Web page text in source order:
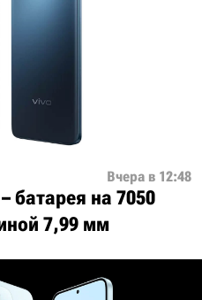
Вчера в 12:48
батарея на 7050
7,99 мм